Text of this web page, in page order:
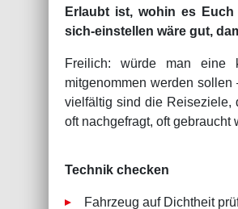
Erlaubt ist, wohin es
sich-einstellen wäre gut,
Freilich: würde man eine
mitgenommen werden
vielfältig sind die Reiseziele,
oft nachgefragt, oft gebraucht
Technik checken
Fahrzeug auf Dichtheit